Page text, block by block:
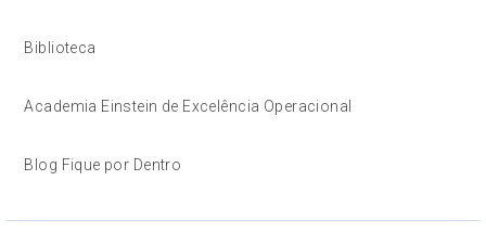
Biblioteca
Academia Einstein de Excelência Operacional
Blog Fique por Dentro